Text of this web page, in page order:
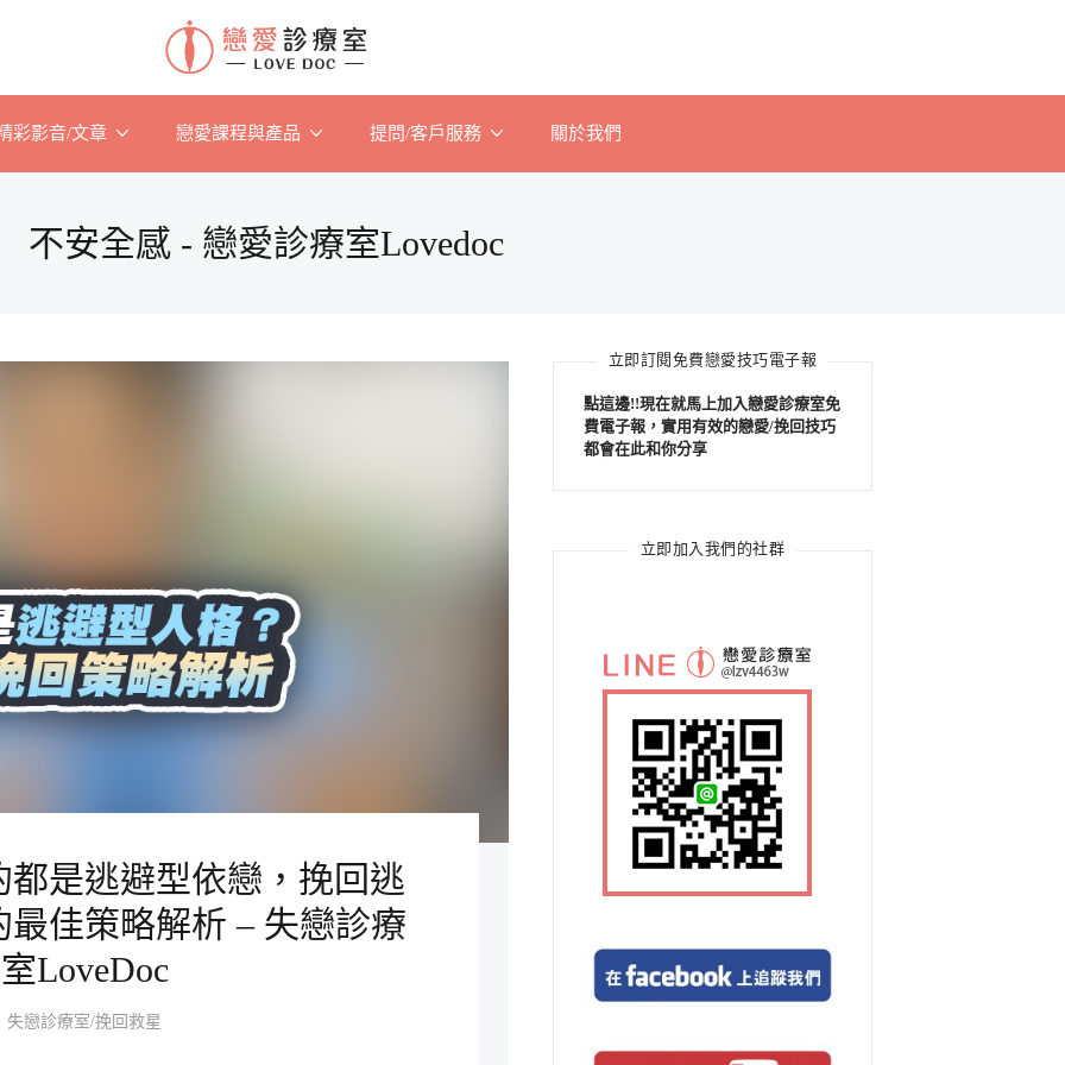
彩影音/文章 戀愛課程與產品 提問/客戶服務 關於我們
不安全感 - 戀愛診療室Lovedoc
是逃避型依戀，挽回逃
佳策略解析 – 失戀診療
室LoveDoc
失戀診療室/挽回救星
立即訂閱免費戀愛技巧電子報
點這邊!!現在就馬上加入戀愛診療室免
費電子報，實用有效的戀愛/挽回技巧
都會在此和你分享
立即加入我們的社群